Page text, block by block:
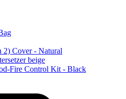
2) Cover - Natural
beige
Fire Control Kit - Black